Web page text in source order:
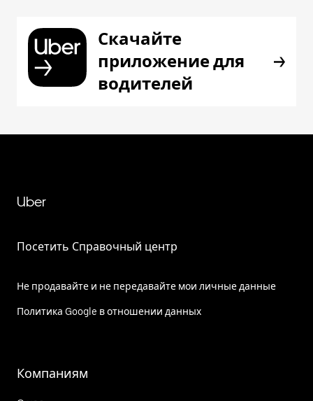
Скачайте
приложение для
водителей
Uber
Посетить Справочный центр
Не продавайте и не передавайте мои личные данные
Политика Google в отношении данных
Компаниям